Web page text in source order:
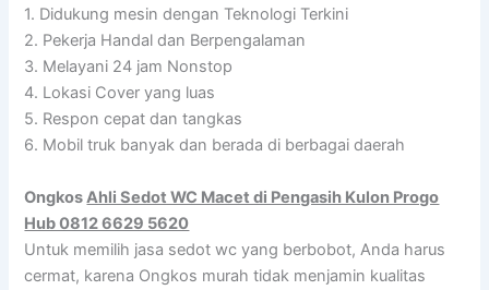
1. Didukung mesin dengan Teknologi Terkini
2. Pekerja Handal dan Berpengalaman
3. Melayani 24 jam Nonstop
4. Lokasi Cover yang luas
5. Respon cepat dan tangkas
6. Mobil truk banyak dan berada di berbagai daerah
OngkosAhli Sedot WC Macet di Pengasih Kulon Progo
Hub 0812 6629 5620
Untuk memilih jasa sedot wc yang berbobot, Anda harus
cermat, karena Ongkos murah tidak menjamin kualitas